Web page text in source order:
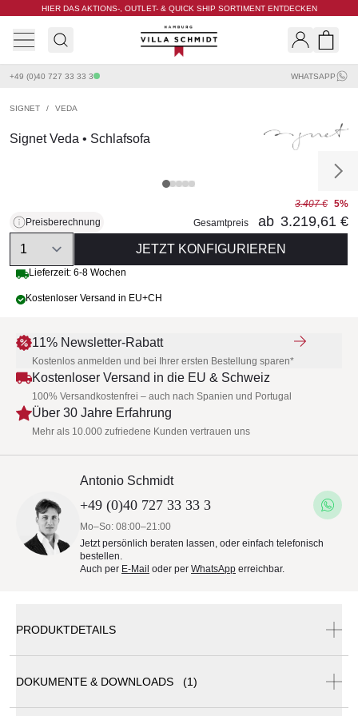
HIER DAS AKTIONS-, OUTLET- & QUICK SHIP SORTIMENT ENTDECKEN
Villa Schmidt
+49 (0)40 727 33 33 3 WHATSAPP
SIGNET / VEDA
Signet Veda • Schlafsofa
Preisberechnung
3.407 € 5%
Gesamtpreis
ab 3.219,61 €
Quantity
JETZT KONFIGURIEREN
Lieferzeit: 6-8 Wochen
Kostenloser Versand in EU+CH
11% Newsletter-Rabatt
Kostenlos anmelden und bei Ihrer ersten Bestellung sparen*
Kostenloser Versand in die EU & Schweiz
100% Versandkostenfrei – auch nach Spanien und Portugal
Über 30 Jahre Erfahrung
Mehr als 10.000 zufriedene Kunden vertrauen uns
Antonio Schmidt
+49 (0)40 727 33 33 3
Mo–So: 08:00–21:00
Jetzt persönlich beraten lassen, oder einfach telefonisch
bestellen.
Auch per E-Mail oder per WhatsApp erreichbar.
PRODUKTDETAILS
DOKUMENTE & DOWNLOADS (1)